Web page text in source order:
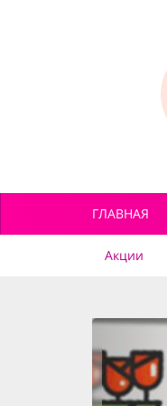
ГЛАВНАЯ
Акции